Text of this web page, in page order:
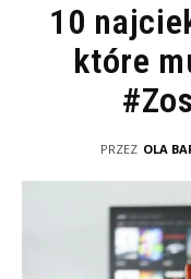
10
które
PRZEZ OLA